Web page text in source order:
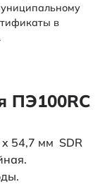
в
ПЭ100RC
54,7 мм SDR